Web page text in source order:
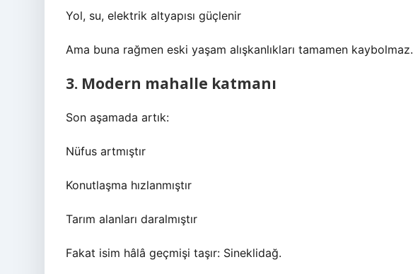
Yol, su, elektrik altyapısı güçlenir
Ama buna rağmen eski yaşam alışkanlıkları tamamen kaybolmaz.
3. Modern mahalle katmanı
Son aşamada artık:
Nüfus artmıştır
Konutlaşma hızlanmıştır
Tarım alanları daralmıştır
Fakat isim hâlâ geçmişi taşır: Sineklidağ.